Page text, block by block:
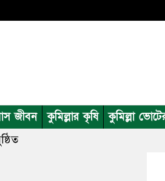
জীবন কুমিল্লার কৃষি কুমিল্লা